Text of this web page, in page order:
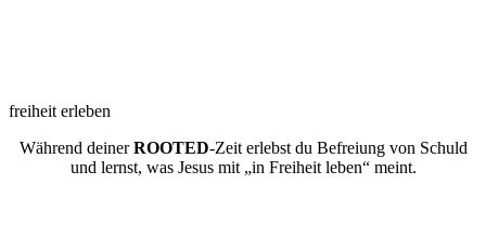
freiheit erleben
Während deinerROOTED-Zeit erlebst du Befreiung von Schuld
und lernst, was Jesus mit „in Freiheit leben“ meint.